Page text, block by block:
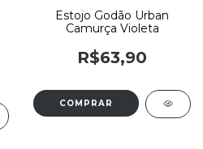
Estojo Godão Urban
Camurça Violeta
R$63,90